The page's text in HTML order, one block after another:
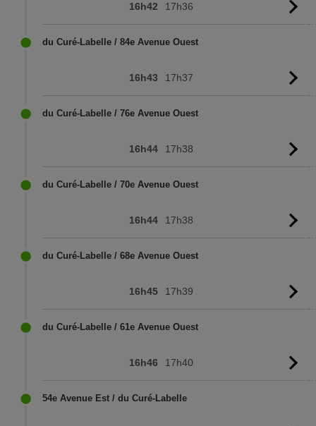
16h42 17h36
du Curé-Labelle / 84e Avenue Ouest
16h43 17h37
du Curé-Labelle / 76e Avenue Ouest
16h44 17h38
du Curé-Labelle / 70e Avenue Ouest
16h44 17h38
du Curé-Labelle / 68e Avenue Ouest
16h45 17h39
du Curé-Labelle / 61e Avenue Ouest
16h46 17h40
54e Avenue Est / du Curé-Labelle